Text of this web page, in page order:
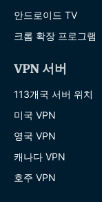
안드로이드 TV
크롬 확장 프로그램
VPN 서버
113개국 서버 위치
미국 VPN
영국 VPN
캐나다 VPN
호주 VPN